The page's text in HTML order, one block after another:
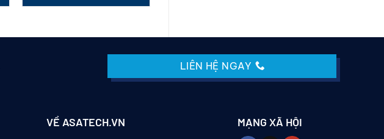
LIÊN HỆ NGAY
VỀ ASATECH.VN MẠNG XÃ HỘI